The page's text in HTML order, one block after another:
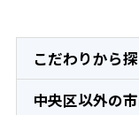
こだわりから
中央区以外の